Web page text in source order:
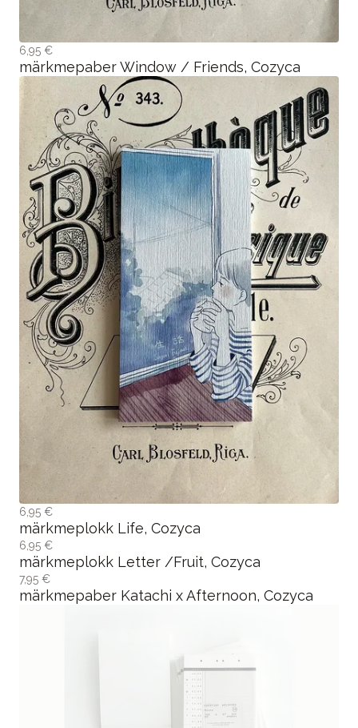
6,95 €
märkmepaber Window / Friends, Cozyca
6,95 €
märkmeplokk Life, Cozyca
6,95 €
märkmeplokk Letter /Fruit, Cozyca
7,95 €
märkmepaber Katachi x Afternoon, Cozyca